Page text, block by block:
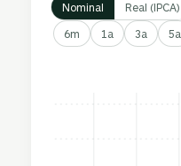
Nominal Real (IPCA)
6m 1a 3a 5a